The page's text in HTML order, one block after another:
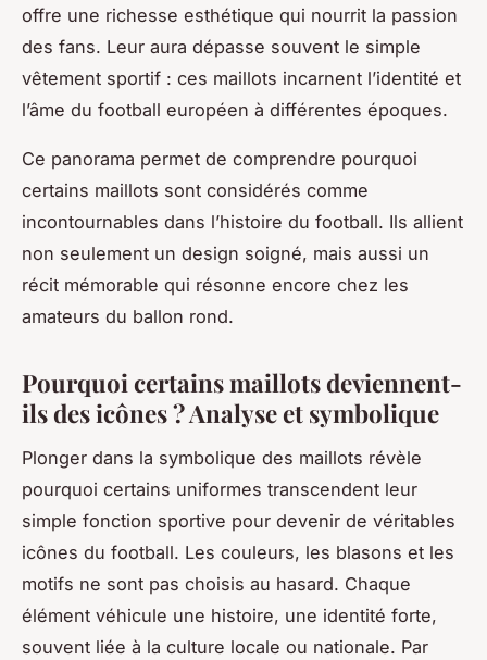
offre une richesse esthétique qui nourrit la passion
des fans. Leur aura dépasse souvent le simple
vêtement sportif : ces maillots incarnent l’identité et
l’âme du football européen à différentes époques.
Ce panorama permet de comprendre pourquoi
certains maillots sont considérés comme
incontournables dans l’histoire du football. Ils allient
non seulement un design soigné, mais aussi un
récit mémorable qui résonne encore chez les
amateurs du ballon rond.
Pourquoi certains maillots deviennent-
ils des icônes ? Analyse et symbolique
Plonger dans la symbolique des maillots révèle
pourquoi certains uniformes transcendent leur
simple fonction sportive pour devenir de véritables
icônes du football. Les couleurs, les blasons et les
motifs ne sont pas choisis au hasard. Chaque
élément véhicule une histoire, une identité forte,
souvent liée à la culture locale ou nationale. Par